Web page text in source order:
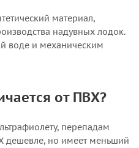
материал,
надувных лодок.
воде и механическим
от ПВХ?
перепадам
дешевле, но имеет меньший